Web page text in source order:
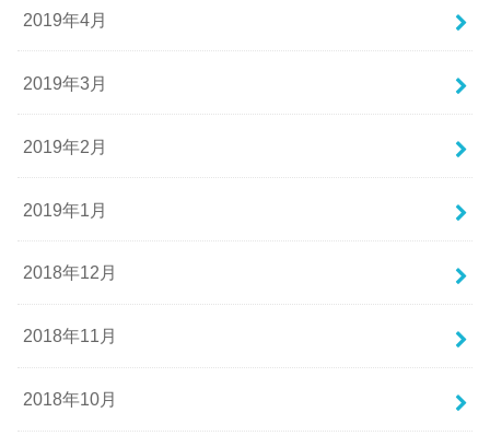
2019年4月
2019年3月
2019年2月
2019年1月
2018年12月
2018年11月
2018年10月